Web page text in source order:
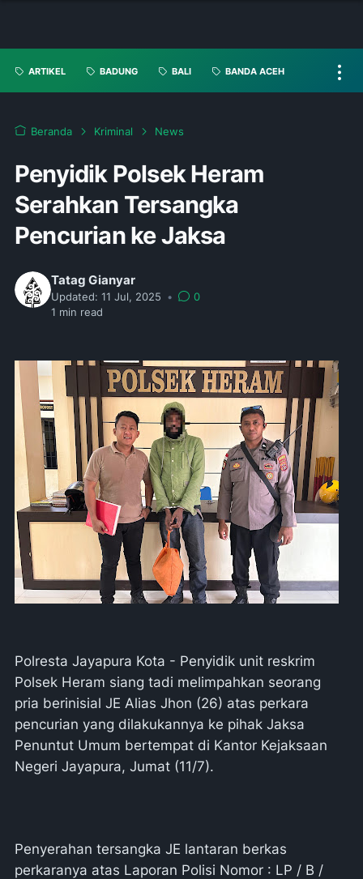
ARTIKEL BADUNG BALI BANDA ACEH
Beranda Kriminal News
Penyidik Polsek Heram
Serahkan Tersangka
Pencurian ke Jaksa
Tatag Gianyar
Updated: 11 Jul, 2025 •
0
1 min read
Polresta Jayapura Kota - Penyidik unit reskrim
Polsek Heram siang tadi melimpahkan seorang
pria berinisial JE Alias Jhon (26) atas perkara
pencurian yang dilakukannya ke pihak Jaksa
Penuntut Umum bertempat di Kantor Kejaksaan
Negeri Jayapura, Jumat (11/7).
Penyerahan tersangka JE lantaran berkas
perkaranya atas Laporan Polisi Nomor : LP / B /